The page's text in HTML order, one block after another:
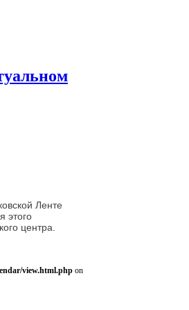
Ленте
этого
центра.
view.html.php on